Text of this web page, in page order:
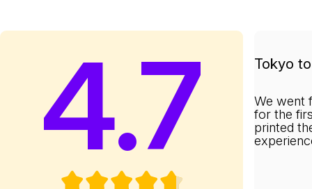
4.7 Tokyo
We went
for the
printed